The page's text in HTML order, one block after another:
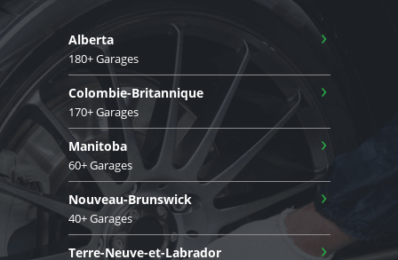
Alberta
180+ Garages
›
Colombie-Britannique
170+ Garages
›
Manitoba
60+ Garages
›
Nouveau-Brunswick
40+ Garages
›
Terre-Neuve-et-Labrador ›